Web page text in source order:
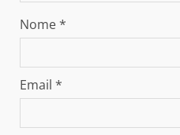
Nome*
Email *